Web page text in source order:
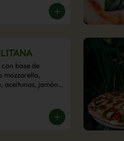
base de
mozzarella,
aceitunas, jamón